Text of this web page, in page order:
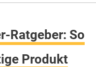
Ratgeber: So
Produkt